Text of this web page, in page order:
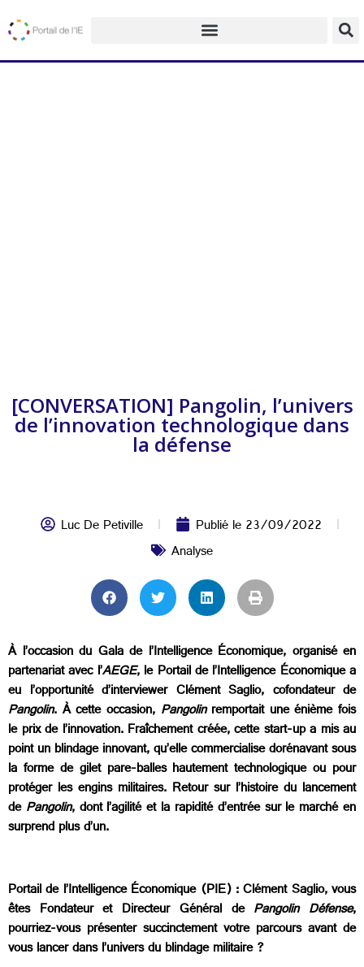
[CONVERSATION] Pangolin, l’univers
de l’innovation technologique dans
la défense
Luc De Petiville Publié le23/09/2022
Analyse
À l’occasion du Gala de l’Intelligence Économique, organisé en
partenariat avec l’AEGE, le Portail de l’Intelligence Économique a
eu l’opportunité d’interviewer Clément Saglio, cofondateur de
Pangolin. À cette occasion, Pangolinremportait une énième fois
le prix de l’innovation. Fraîchement créée, cette start-up a mis au
point un blindage innovant, qu’elle commercialise dorénavant sous
la forme de gilet pare-balles hautement technologique ou pour
protéger les engins militaires. Retour sur l’histoire du lancement
dePangolin, dont l’agilité et la rapidité d’entrée sur le marché en
surprend plus d’un.
Portail de l’Intelligence Économique (PIE) : Clément Saglio, vous
êtes Fondateur et Directeur Général de Pangolin Défense,
pourriez-vous présenter succinctement votre parcours avant de
vous lancer dans l’univers du blindage militaire ?